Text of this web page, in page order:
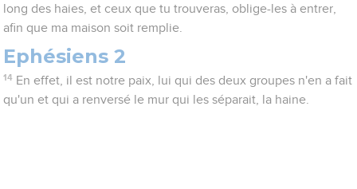
long des haies, et ceux que tu trouveras, oblige-les à entrer,
afin que ma maison soit remplie.
Ephésiens 2
14 En effet, il est notre paix, lui qui des deux groupes n'en a fait
qu'un et qui a renversé le mur qui les séparait, la haine.